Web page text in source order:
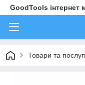
GoodTools інтернет
Товари та